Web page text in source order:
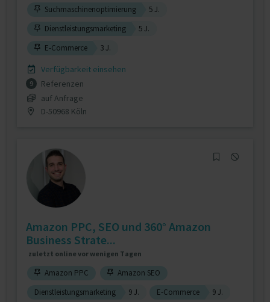
Suchmaschinenoptimierung
5 J.
Dienstleistungsmarketing
5 J.
E-Commerce
3 J.
Verfügbarkeit einsehen
9
Referenzen
auf Anfrage
D-50968 Köln
Amazon PPC, SEO und 360° Amazon
Business Strate...
zuletzt online vor wenigen Tagen
Amazon PPC
Amazon SEO
Dienstleistungsmarketing
9 J. E-Commerce
9 J.